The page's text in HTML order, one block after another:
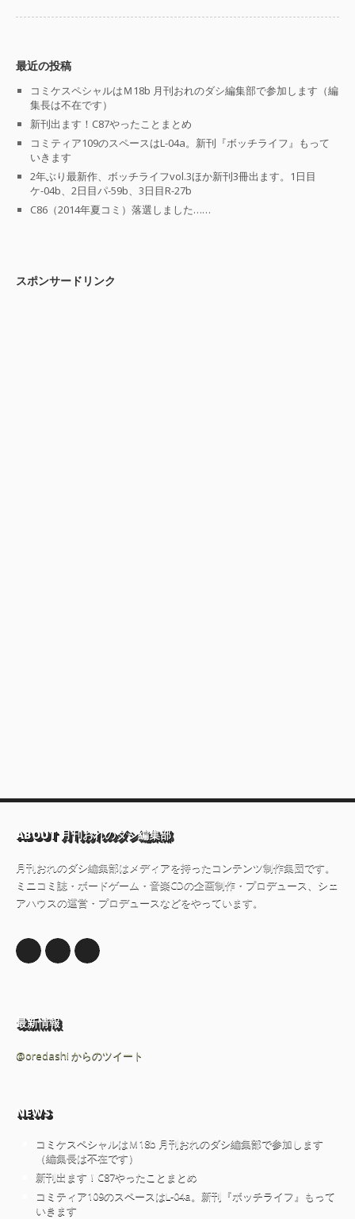
最近の投稿
コミケスペシャルはＭ18b 月刊おれのダシ編集部で参加します（編
集長は不在です）
新刊出ます！C87やったことまとめ
コミティア109のスペースはL-04a。新刊『ボッチライフ』もって
いきます
2年ぶり最新作、ボッチライフvol.3ほか新刊3冊出ます。1日目
ケ-04b、2日目パ-59b、3日目R-27b
C86（2014年夏コミ）落選しました……
スポンサードリンク
ABOUT 月刊おれのダシ編集部
月刊おれのダシ編集部はメディアを持ったコンテンツ制作集団です。
ミニコミ誌・ボードゲーム・音楽CDの企画制作・プロデュース、シェ
アハウスの運営・プロデュースなどをやっています。
最新情報
@oredashi からのツイート
NEWS
コミケスペシャルはＭ18b 月刊おれのダシ編集部で参加します
（編集長は不在です）
新刊出ます！C87やったことまとめ
コミティア109のスペースはL-04a。新刊『ボッチライフ』もって
いきます